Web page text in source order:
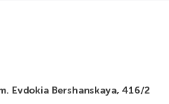
Evdokia Bershanskaya, 416/2